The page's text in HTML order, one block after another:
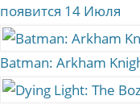
появится 14 Июля
Batman: Arkham